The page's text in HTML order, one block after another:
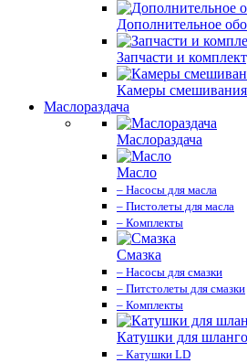
Дополнительное
Запчасти и
Камеры
Маслораздача
Маслораздача
Масло
– Насосы для масла
– Пистолеты для масла
– Комплекты
Смазка
– Насосы для смазки
– Питстолеты для смазки
– Комплекты
Катушки для
– Катушки LD